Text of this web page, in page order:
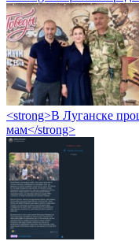
<strong>В Луганске
мам</strong>